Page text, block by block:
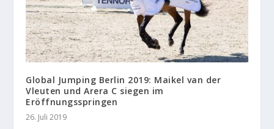
Global Jumping Berlin 2019: Maikel van der
Vleuten und Arera C siegen im
Eröffnungsspringen
26. Juli 2019